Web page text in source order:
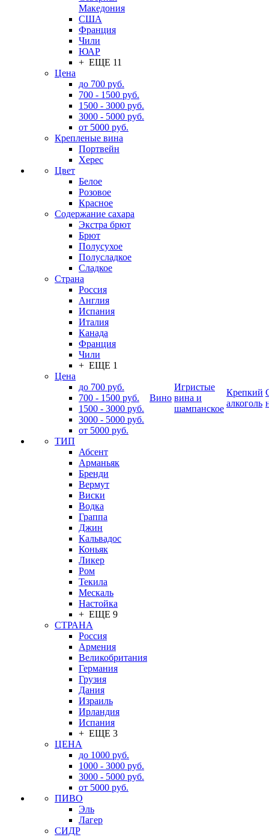
Македония
США
Франция
Чили
ЮАР
+ ЕЩЕ 11
Цена
до 700 руб.
700 - 1500 руб.
1500 - 3000 руб.
3000 - 5000 руб.
от 5000 руб.
Крепленые вина
Портвейн
Херес
Цвет
Белое
Розовое
Красное
Содержание сахара
Экстра брют
Брют
Полусухое
Полусладкое
Сладкое
Страна
Россия
Англия
Испания
Италия
Канада
Франция
Чили
+ ЕЩЕ 1
Цена
до 700 руб.
700 - 1500 руб.
1500 - 3000 руб.
3000 - 5000 руб.
от 5000 руб.
ТИП
Абсент
Арманьяк
Бренди
Вермут
Виски
Водка
Граппа
Джин
Кальвадос
Коньяк
Ликер
Ром
Текила
Мескаль
Настойка
+ ЕЩЕ 9
СТРАНА
Россия
Армения
Великобритания
Германия
Грузия
Дания
Израиль
Ирландия
Испания
+ ЕЩЕ 3
ЦЕНА
до 1000 руб.
1000 - 3000 руб.
3000 - 5000 руб.
от 5000 руб.
ПИВО
Эль
Лагер
СИДР
Вино
Игристые
вина и
шампанское
Крепкий
алкоголь